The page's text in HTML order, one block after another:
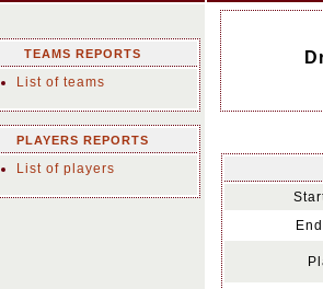
TEAMS REPORTS
List of teams
PLAYERS REPORTS
List of players